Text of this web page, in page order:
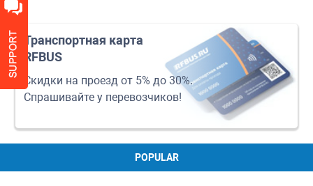
Транспортная карта
RFBUS
Скидки на проезд от 5% до 30%.
Спрашивайте у перевозчиков!
POPULAR